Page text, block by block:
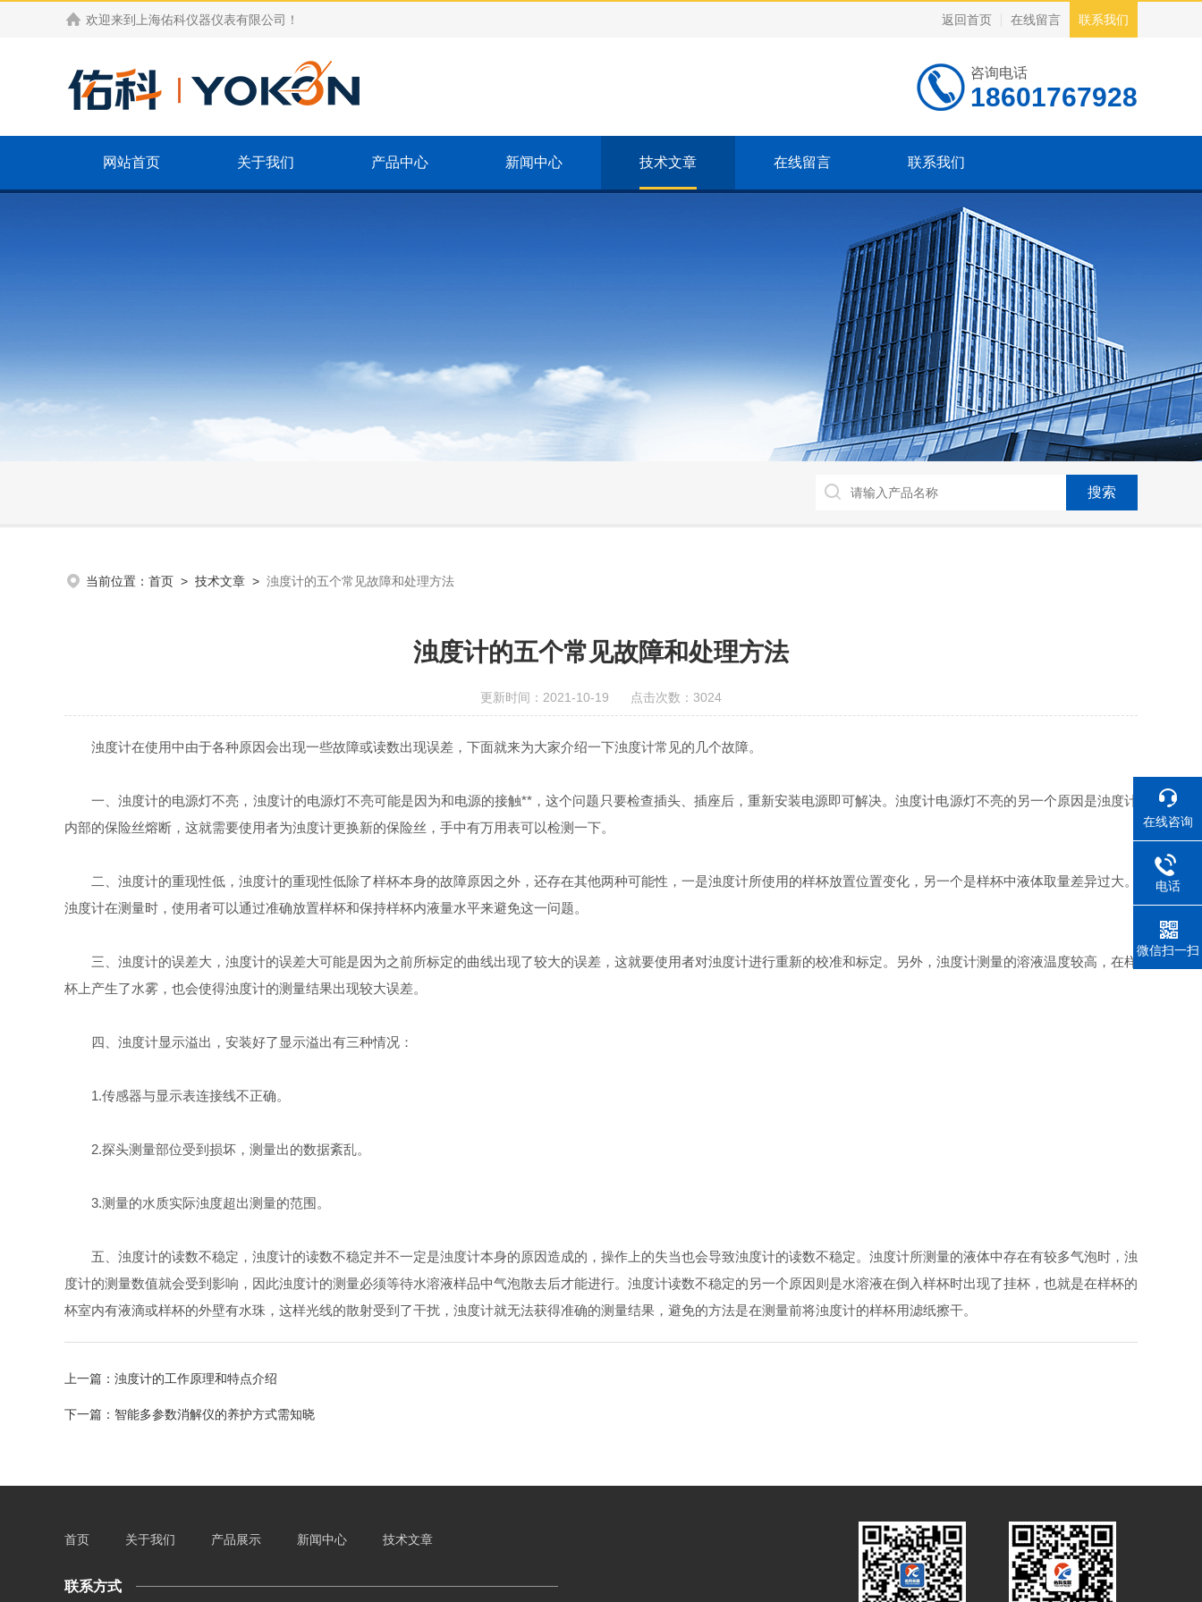
欢迎来到 上海佑科仪器仪表有限公司 ！ 返回首页 在线留言 联系我们
咨询电话
18601767928
网站首页 关于我们 产品中心 新闻中心 技术文章 在线留言 联系我们
当前位置： 首页 > 技术文章 > 浊度计的五个常见故障和处理方法
浊度计的五个常见故障和处理方法
更新时间：2021-10-19 点击次数：3024
浊度计在使用中由于各种原因会出现一些故障或读数出现误差，下面就来为大家介绍一下浊度计常见的几个故障。
一、浊度计的电源灯不亮，浊度计的电源灯不亮可能是因为和电源的接触**，这个问题只要检查插头、插座后，重新安装电源即可解决。浊度计电源灯不亮的另一个原因是浊度计
内部的保险丝熔断，这就需要使用者为浊度计更换新的保险丝，手中有万用表可以检测一下。
二、浊度计的重现性低，浊度计的重现性低除了样杯本身的故障原因之外，还存在其他两种可能性，一是浊度计所使用的样杯放置位置变化，另一个是样杯中液体取量差异过大。
浊度计在测量时，使用者可以通过准确放置样杯和保持样杯内液量水平来避免这一问题。
三、浊度计的误差大，浊度计的误差大可能是因为之前所标定的曲线出现了较大的误差，这就要使用者对浊度计进行重新的校准和标定。另外，浊度计测量的溶液温度较高，在样
杯上产生了水雾，也会使得浊度计的测量结果出现较大误差。
四、浊度计显示溢出，安装好了显示溢出有三种情况：
1.传感器与显示表连接线不正确。
2.探头测量部位受到损坏，测量出的数据紊乱。
3.测量的水质实际浊度超出测量的范围。
五、浊度计的读数不稳定，浊度计的读数不稳定并不一定是浊度计本身的原因造成的，操作上的失当也会导致浊度计的读数不稳定。浊度计所测量的液体中存在有较多气泡时，浊
度计的测量数值就会受到影响，因此浊度计的测量必须等待水溶液样品中气泡散去后才能进行。浊度计读数不稳定的另一个原因则是水溶液在倒入样杯时出现了挂杯，也就是在样杯的
杯室内有液滴或样杯的外壁有水珠，这样光线的散射受到了干扰，浊度计就无法获得准确的测量结果，避免的方法是在测量前将浊度计的样杯用滤纸擦干。
上一篇： 浊度计的工作原理和特点介绍
下一篇： 智能多参数消解仪的养护方式需知晓
首页 关于我们 产品展示 新闻中心 技术文章
联系方式
在线咨询
电话
微信扫一扫